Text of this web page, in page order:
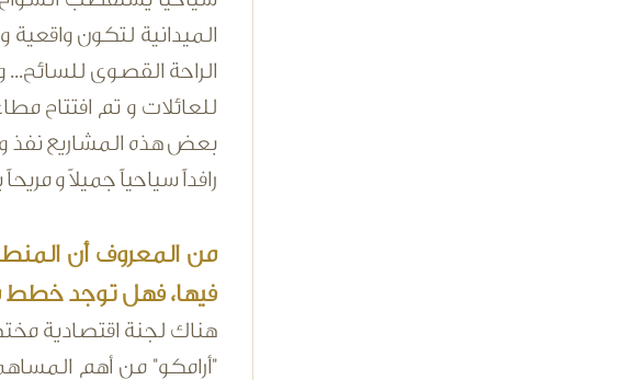
الميدانية لتكون
الراحة القصوى
للعائلات و تم افتتاح
بعض هذه المشاريع نفذ و
رافداً سياحياً جميلاً و
من المعروف أن
فيها، فهل توجد خطط
هناك لجنة اقتصادية
"أرامكو" من أهم